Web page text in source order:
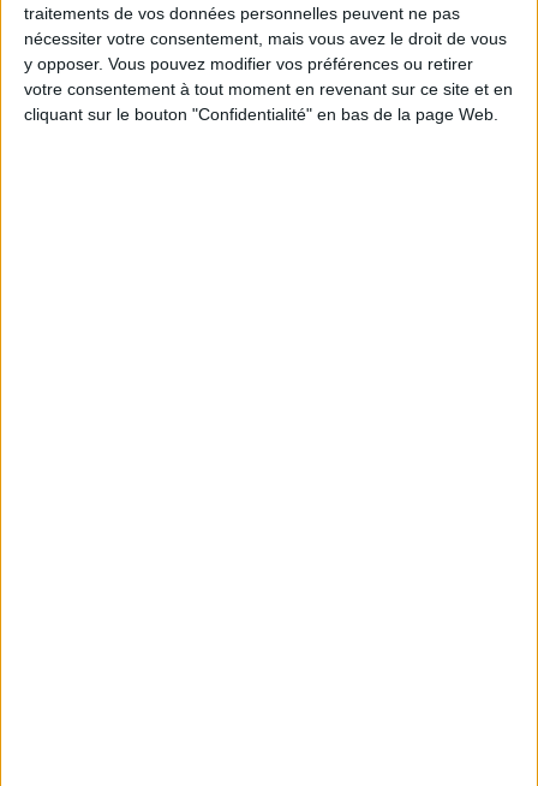
traitements de vos données personnelles peuvent ne pas
nécessiter votre consentement, mais vous avez le droit de vous
y opposer. Vous pouvez modifier vos préférences ou retirer
votre consentement à tout moment en revenant sur ce site et en
cliquant sur le bouton "Confidentialité" en bas de la page Web.